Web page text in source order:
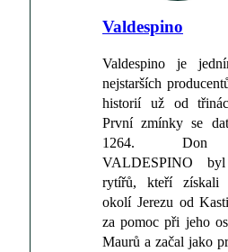
Valdespino
Valdespino je
nejstarších
historií už od
První zmínky se
1264. Don
VALDESPINO
rytířů, kteří získali
okolí Jerezu od
za pomoc při jeho
Maurů a začal jako